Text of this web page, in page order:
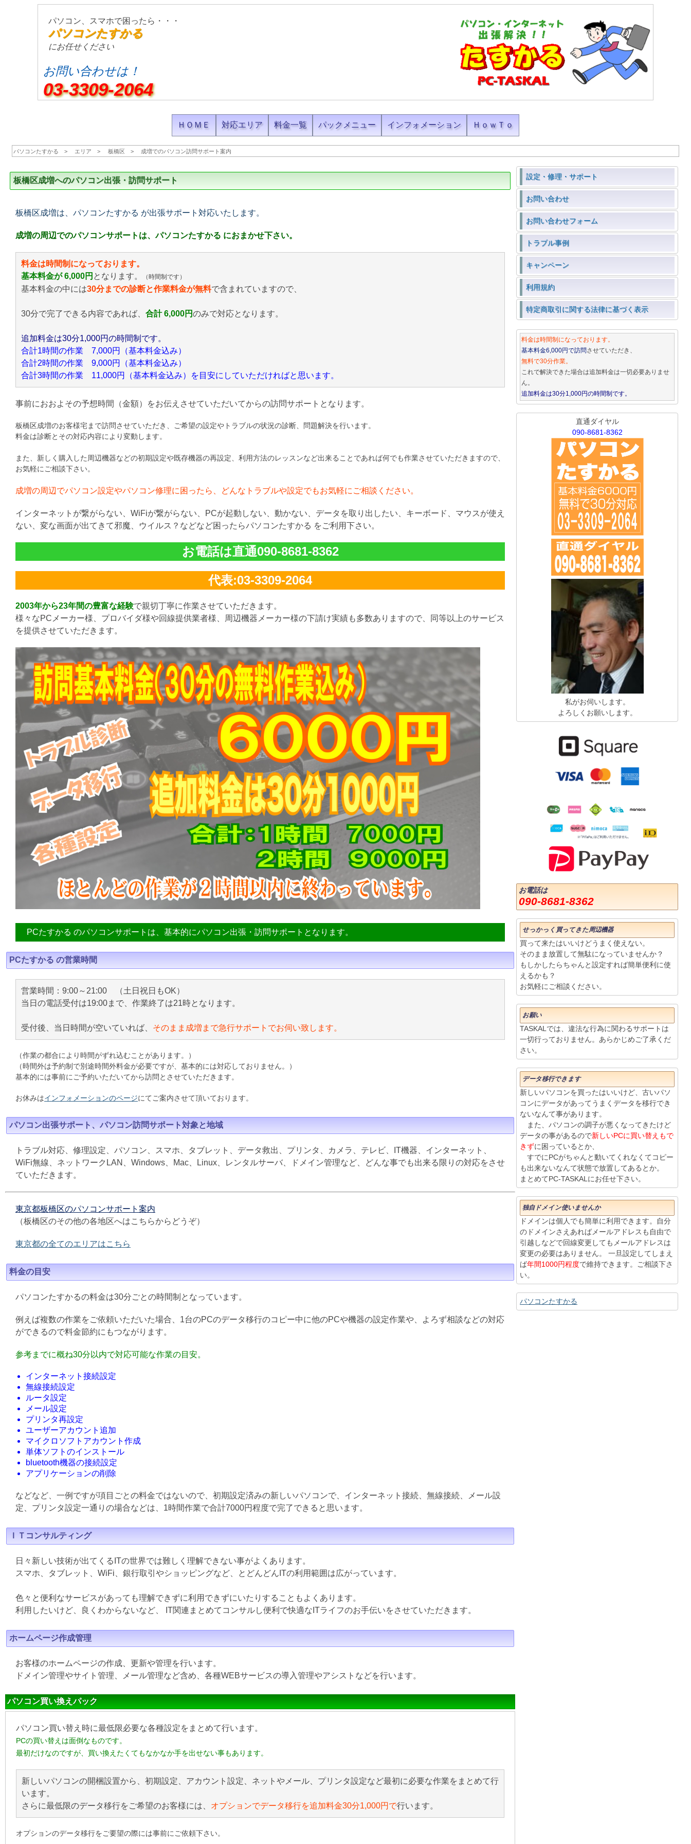
パソコン、スマホで困ったら・・・
パソコンたすかる
にお任せください
お問い合わせは！
03-3309-2064
ＨＯＭＥ 対応エリア 料金一覧 パックメニュー インフォメーション ＨｏｗＴｏ
パソコンたすかる エリア 板橋区 成増でのパソコン訪問サポート案内
板橋区成増へのパソコン出張・訪問サポート
板橋区成増は、パソコンたすかる が出張サポート対応いたします。
成増の周辺でのパソコンサポートは、パソコンたすかる におまかせ下さい。
料金は時間制になっております。
基本料金が 6,000円 となります。 （時間制です）
基本料金の中には30分までの診断と作業料金が無料で含まれていますので、
30分で完了できる内容であれば、 合計 6,000円のみで対応となります。
追加料金は30分1,000円の時間制です。
合計1時間の作業 7,000円（基本料金込み）
合計2時間の作業 9,000円（基本料金込み）
合計3時間の作業 11,000円（基本料金込み）を目安にしていただければと思います。
事前におおよその予想時間（金額）をお伝えさせていただいてからの訪問サポートとなります。
板橋区成増のお客様宅まで訪問させていただき、ご希望の設定やトラブルの状況の診断、問題解決を行います。
料金は診断とその対応内容により変動します。
また、新しく購入した周辺機器などの初期設定や既存機器の再設定、利用方法のレッスンなど出来ることであれば何でも作業させていただきますので、
お気軽にご相談下さい。
成増の周辺でパソコン設定やパソコン修理に困ったら、どんなトラブルや設定でもお気軽にご相談ください。
インターネットが繋がらない、WiFiが繋がらない、PCが起動しない、動かない、データを取り出したい、キーボード、マウスが使え
ない、変な画面が出てきて邪魔、ウイルス？などなど困ったらパソコンたすかる をご利用下さい。
お電話は直通090-8681-8362
代表:03-3309-2064
2003年から23年間の豊富な経験で親切丁寧に作業させていただきます。
様々なPCメーカー様、プロバイダ様や回線提供業者様、周辺機器メーカー様の下請け実績も多数ありますので、同等以上のサービス
を提供させていただきます。
PCたすかる のパソコンサポートは、基本的にパソコン出張・訪問サポートとなります。
PCたすかる の営業時間
営業時間：9:00～21:00 （土日祝日もOK）
当日の電話受付は19:00まで、作業終了は21時となります。
受付後、当日時間が空いていれば、 そのまま成増まで急行サポートでお伺い致します。
（作業の都合により時間がずれ込むことがあります。）
（時間外は予約制で別途時間外料金が必要ですが、基本的には対応しておりません。）
基本的には事前にご予約いただいてから訪問とさせていただきます。
お休みはインフォメーションのページにてご案内させて頂いております。
パソコン出張サポート、パソコン訪問サポート対象と地域
トラブル対応、修理設定、パソコン、スマホ、タブレット、データ救出、プリンタ、カメラ、テレビ、IT機器、インターネット、
WiFi無線、ネットワークLAN、Windows、Mac、Linux、レンタルサーバ、ドメイン管理など、どんな事でも出来る限りの対応をさせ
ていただきます。
東京都板橋区のパソコンサポート案内
（板橋区のその他の各地区へはこちらからどうぞ）
東京都の全てのエリアはこちら
料金の目安
パソコンたすかるの料金は30分ごとの時間制となっています。
例えば複数の作業をご依頼いただいた場合、1台のPCのデータ移行のコピー中に他のPCや機器の設定作業や、よろず相談などの対応
ができるので料金節約にもつながります。
参考までに概ね30分以内で対応可能な作業の目安。
インターネット接続設定
無線接続設定
ルータ設定
メール設定
プリンタ再設定
ユーザーアカウント追加
マイクロソフトアカウント作成
単体ソフトのインストール
bluetooth機器の接続設定
アプリケーションの削除
などなど、一例ですが項目ごとの料金ではないので、初期設定済みの新しいパソコンで、インターネット接続、無線接続、メール設
定、プリンタ設定一通りの場合などは、1時間作業で合計7000円程度で完了できると思います。
ＩＴコンサルティング
日々新しい技術が出てくるITの世界では難しく理解できない事がよくあります。
スマホ、タブレット、WiFi、銀行取引やショッピングなど、とどんどんITの利用範囲は広がっています。
色々と便利なサービスがあっても理解できずに利用できずにいたりすることもよくあります。
利用したいけど、良くわからないなど、 IT関連まとめてコンサルし便利で快適なITライフのお手伝いをさせていただきます。
ホームページ作成管理
お客様のホームページの作成、更新や管理を行います。
ドメイン管理やサイト管理、メール管理など含め、各種WEBサービスの導入管理やアシストなどを行います。
パソコン買い換えパック
パソコン買い替え時に最低限必要な各種設定をまとめて行います。
PCの買い替えは面倒なものです。
最初だけなのですが、買い換えたくてもなかなか手を出せない事もあります。
新しいパソコンの開梱設置から、初期設定、アカウント設定、ネットやメール、プリンタ設定など最初に必要な作業をまとめて行
います。
さらに最低限のデータ移行をご希望のお客様には、 オプションでデータ移行を追加料金30分1,000円で行います。
オプションのデータ移行をご要望の際には事前にご依頼下さい。
設定・修理・サポート
お問い合わせ
お問い合わせフォーム
トラブル事例
キャンペーン
利用規約
特定商取引に関する法律に基づく表示
料金は時間制になっております。
基本料金6,000円で訪問させていただき、
無料で30分作業。
これで解決できた場合は追加料金は一切必要ありませ
ん。
追加料金は30分1,000円の時間制です。
直通ダイヤル
090-8681-8362
私がお伺いします。
よろしくお願いします。
お電話は
090-8681-8362
せっかっく買ってきた周辺機器
買って来たはいいけどうまく使えない。
そのまま放置して無駄になっていませんか？
もしかしたらちゃんと設定すれば簡単便利に使
えるかも？
お気軽にご相談ください。
お願い
TASKALでは、違法な行為に関わるサポートは
一切行っておりません。あらかじめご了承くだ
さい。
データ移行できます
新しいパソコンを買ったはいいけど、古いパソ
コンにデータがあってうまくデータを移行でき
ないなんて事があります。
また、パソコンの調子が悪くなってきたけど
データの事があるので新しいPCに買い替えもで
きずに困っているとか、
すでにPCがちゃんと動いてくれなくてコピー
も出来ないなんて状態で放置してあるとか。
まとめてPC-TASKALにお任せ下さい。
独自ドメイン使いませんか
ドメインは個人でも簡単に利用できます。自分
のドメインさえあればメールアドレスも自由で
引越しなどで回線変更してもメールアドレスは
変更の必要はありません。 一旦設定してしまえ
ば年間1000円程度で維持できます。ご相談下さ
い。
パソコンたすかる